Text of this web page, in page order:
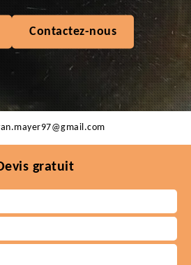
Contactez-nous
gratuit